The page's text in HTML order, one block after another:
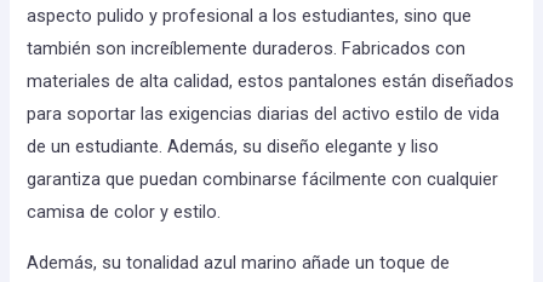
aspecto pulido y profesional a los estudiantes, sino que
también son increíblemente duraderos. Fabricados con
materiales de alta calidad, estos pantalones están diseñados
para soportar las exigencias diarias del activo estilo de vida
de un estudiante. Además, su diseño elegante y liso
garantiza que puedan combinarse fácilmente con cualquier
camisa de color y estilo.
Además, su tonalidad azul marino añade un toque de